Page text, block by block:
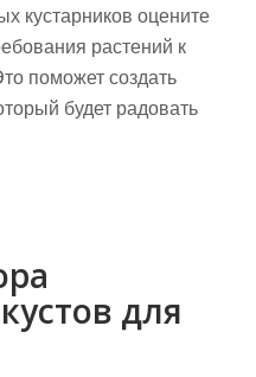
кустарников оцените
растений к
поможет создать
будет радовать
для